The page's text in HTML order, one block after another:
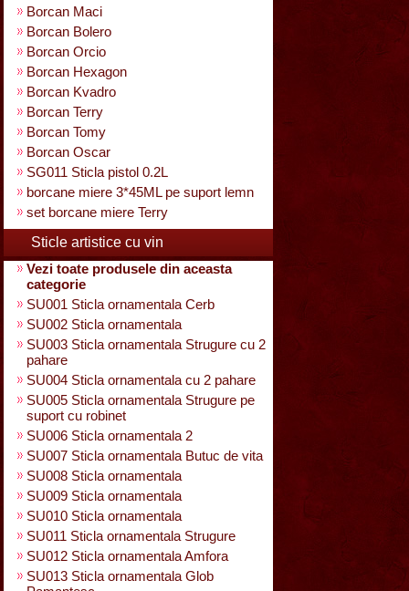
Borcan Maci
Borcan Bolero
Borcan Orcio
Borcan Hexagon
Borcan Kvadro
Borcan Terry
Borcan Tomy
Borcan Oscar
SG011 Sticla pistol 0.2L
borcane miere 3*45ML pe suport lemn
set borcane miere Terry
Sticle artistice cu vin
Vezi toate produsele din aceasta
categorie
SU001 Sticla ornamentala Cerb
SU002 Sticla ornamentala
SU003 Sticla ornamentala Strugure cu 2
pahare
SU004 Sticla ornamentala cu 2 pahare
SU005 Sticla ornamentala Strugure pe
suport cu robinet
SU006 Sticla ornamentala 2
SU007 Sticla ornamentala Butuc de vita
SU008 Sticla ornamentala
SU009 Sticla ornamentala
SU010 Sticla ornamentala
SU011 Sticla ornamentala Strugure
SU012 Sticla ornamentala Amfora
SU013 Sticla ornamentala Glob